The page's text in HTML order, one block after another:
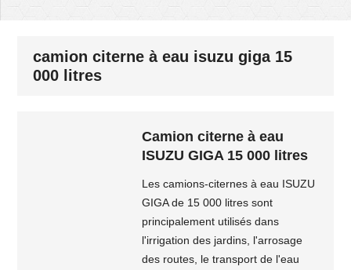
camion citerne à eau isuzu giga 15
000 litres
Camion citerne à eau
ISUZU GIGA 15 000 litres
Les camions-citernes à eau ISUZU
GIGA de 15 000 litres sont
principalement utilisés dans
l'irrigation des jardins, l'arrosage
des routes, le transport de l'eau